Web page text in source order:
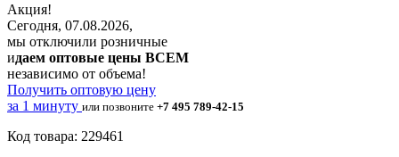
Акция!
Сегодня, 07.08.2026,
мы отключили розничные
идаем оптовые цены ВСЕМ
независимо от объема!
Получить оптовую цену
за 1 минуту или позвоните +7 495 789-42-15
Код товара: 229461